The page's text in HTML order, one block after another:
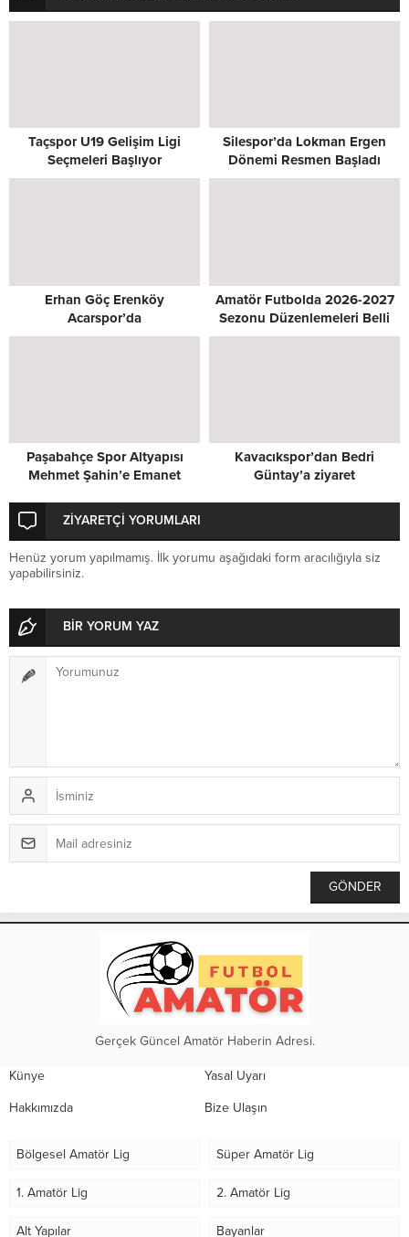
Taçspor U19 Gelişim Ligi
Seçmeleri Başlıyor
Silespor’da Lokman Ergen
Dönemi Resmen Başladı
Erhan Göç Erenköy
Acarspor’da
Amatör Futbolda 2026-2027
Sezonu Düzenlemeleri Belli
Oldu
Paşabahçe Spor Altyapısı
Mehmet Şahin’e Emanet
Kavacıkspor’dan Bedri
Güntay’a ziyaret
ZİYARETÇİ YORUMLARI
Henüz yorum yapılmamış. İlk yorumu aşağıdaki form aracılığıyla siz
yapabilirsiniz.
BİR YORUM YAZ
Gerçek Güncel Amatör Haberin Adresi.
Künye Yasal Uyarı
Hakkımızda Bize Ulaşın
Bölgesel Amatör Lig Süper Amatör Lig
1. Amatör Lig 2. Amatör Lig
Alt Yapılar Bayanlar